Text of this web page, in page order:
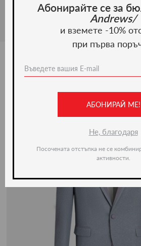
Абонирайте се за
Andrews/
и вземете -10%
при първа
АБОНИРАЙ МЕ!
Не, благодаря
Посочената отстъпка не се
активности.